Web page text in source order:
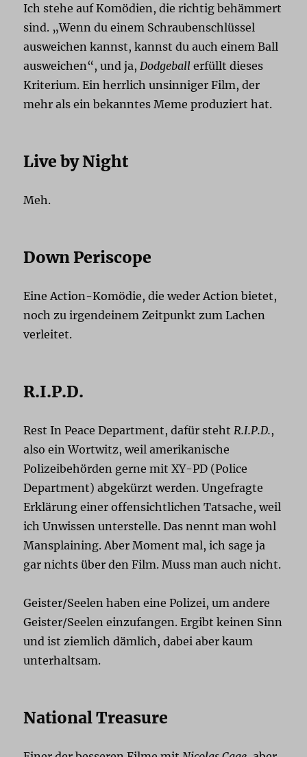
Ich stehe auf Komödien, die richtig behämmert
sind. „Wenn du einem Schraubenschlüssel
ausweichen kannst, kannst du auch einem Ball
ausweichen“, und ja, Dodgeball erfüllt dieses
Kriterium. Ein herrlich unsinniger Film, der
mehr als ein bekanntes Meme produziert hat.
Live by Night
Meh.
Down Periscope
Eine Action-Komödie, die weder Action bietet,
noch zu irgendeinem Zeitpunkt zum Lachen
verleitet.
R.I.P.D.
Rest In Peace Department, dafür steht R.I.P.D.,
also ein Wortwitz, weil amerikanische
Polizeibehörden gerne mit XY-PD (Police
Department) abgekürzt werden. Ungefragte
Erklärung einer offensichtlichen Tatsache, weil
ich Unwissen unterstelle. Das nennt man wohl
Mansplaining. Aber Moment mal, ich sage ja
gar nichts über den Film. Muss man auch nicht.
Geister/Seelen haben eine Polizei, um andere
Geister/Seelen einzufangen. Ergibt keinen Sinn
und ist ziemlich dämlich, dabei aber kaum
unterhaltsam.
National Treasure